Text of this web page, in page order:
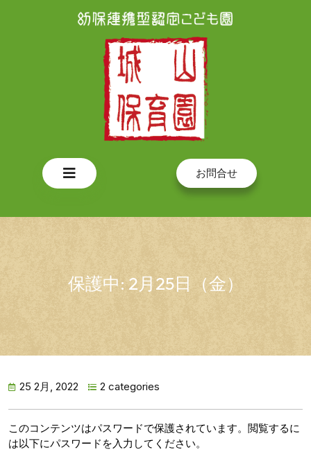
Open
お問合せ
保護中: 2月25日（金）
25 2月, 2022 2 categories
このコンテンツはパスワードで保護されています。閲覧するに
は以下にパスワードを入力してください。